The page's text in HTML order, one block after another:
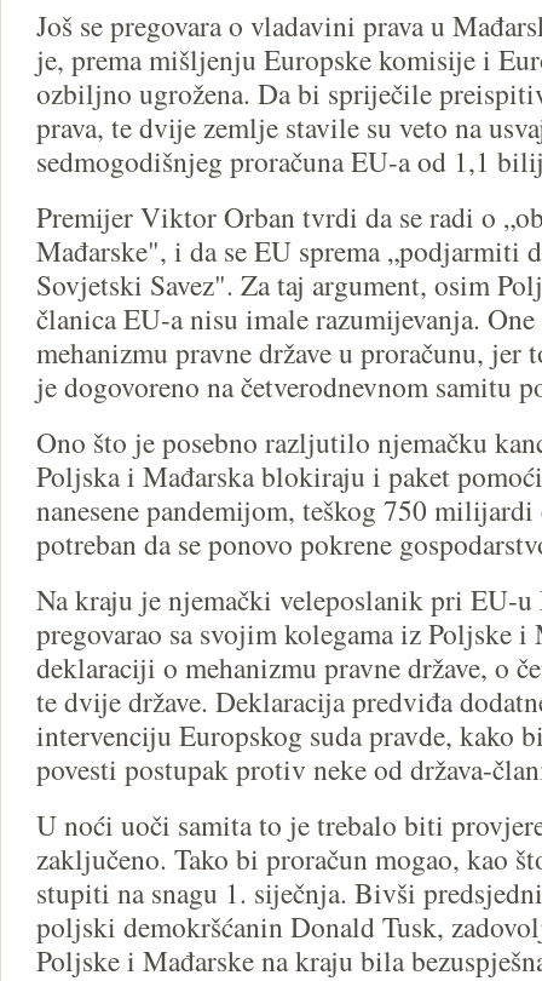
Još se pregovara o vladavini prava u
je, prema mišljenju Europske komisije i
ozbiljno ugrožena. Da bi spriječile
prava, te dvije zemlje stavile su veto na
sedmogodišnjeg proračuna EU-a od 1,1
Premijer Viktor Orban tvrdi da se radi o
Mađarske", i da se EU sprema „podjarmiti
Sovjetski Savez". Za taj argument, osim
članica EU-a nisu imale razumijevanja.
mehanizmu pravne države u proračunu, jer
je dogovoreno na četverodnevnom samitu
Ono što je posebno razljutilo njemačku
Poljska i Mađarska blokiraju i paket
nanesene pandemijom, teškog 750
potreban da se ponovo pokrene
Na kraju je njemački veleposlanik pri EU-u
pregovarao sa svojim kolegama iz Poljske i
deklaraciji o mehanizmu pravne države, o
te dvije države. Deklaracija predviđa
intervenciju Europskog suda pravde, kako
povesti postupak protiv neke od država-
U noći uoči samita to je trebalo biti
zaključeno. Tako bi proračun mogao, kao
stupiti na snagu 1. siječnja. Bivši
poljski demokršćanin Donald Tusk,
Poljske i Mađarske na kraju bila